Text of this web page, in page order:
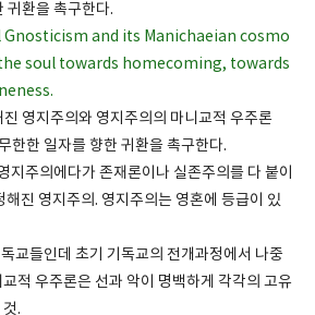
귀환을 촉구한다.
and its Manichaeian cosmo
soul towards homecoming, towards
영지주의와 영지주의의 마니교적 우주론
한한 일자를 향한 귀환을 촉구한다.
주의에다가 존재론이나 실존주의를 다 붙이
해진 영지주의. 영지주의는 영혼에 등급이 있
교들인데 초기 기독교의 전개과정에서 나중
적 우주론은 선과 악이 명백하게 각각의 고유
.